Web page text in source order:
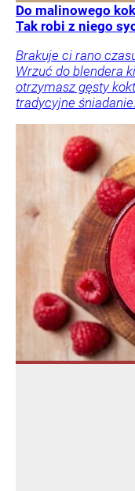
Do malinowego
Tak robi z niego
Brakuje ci rano
Wrzuć do blendera
otrzymasz gęsty
tradycyjne